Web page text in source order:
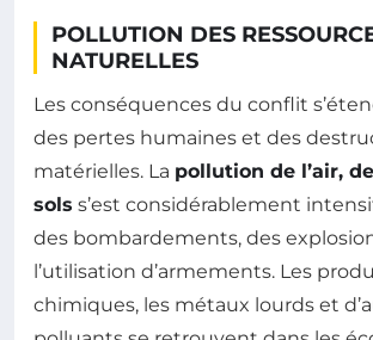
POLLUTION DES
NATURELLES
Les conséquences du conflit
des pertes humaines et des
matérielles. La pollution de l’air,
sols s’est considérablement
des bombardements, des
l’utilisation d’armements. Les
chimiques, les métaux lourds et